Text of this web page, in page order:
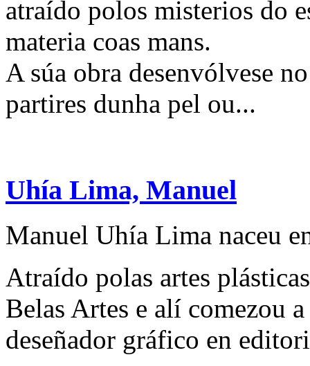
atraído polos misterios do
materia coas mans.
A súa obra desenvólvese
partires dunha pel ou...
Uhía Lima, Manuel
Manuel Uhía Lima naceu
Atraído polas artes
Belas Artes e alí comezou
deseñador gráfico en